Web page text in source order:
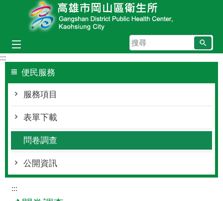
跳到主要內容區塊
搜
尋
:::
便民服務
服務項目
表單下載
問卷調查
公開資訊
:::